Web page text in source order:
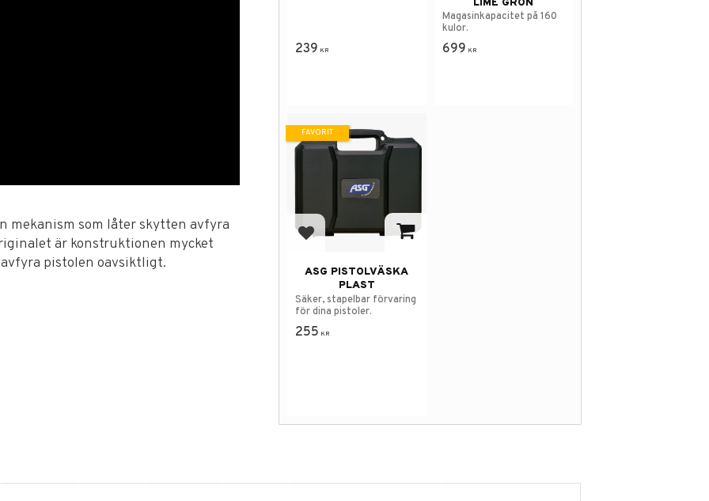
mekanism som låter skytten avfyra
är konstruktionen mycket
pistolen oavsiktligt.
239 KR
Magasinkapacitet på 160
kulor.
699 KR
Lägg till i favoriter
ASG PISTOLVÄSKA
PLAST
Säker, stapelbar förvaring
för dina pistoler.
255 KR
FAVORIT